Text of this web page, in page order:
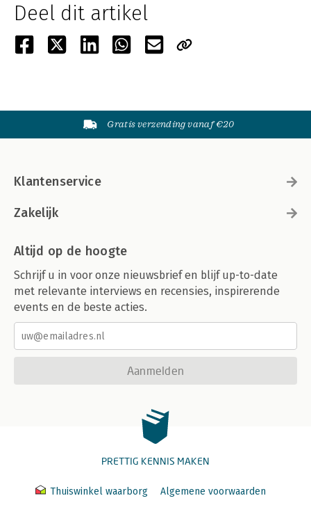
Deel dit artikel
Gratis verzending vanaf €20
Klantenservice
Zakelijk
Altijd op de hoogte
Schrijf u in voor onze nieuwsbrief en blijf up-to-date
met relevante interviews en recensies, inspirerende
events en de beste acties.
Aanmelden
PRETTIG KENNIS MAKEN
Thuiswinkel waarborg Algemene voorwaarden